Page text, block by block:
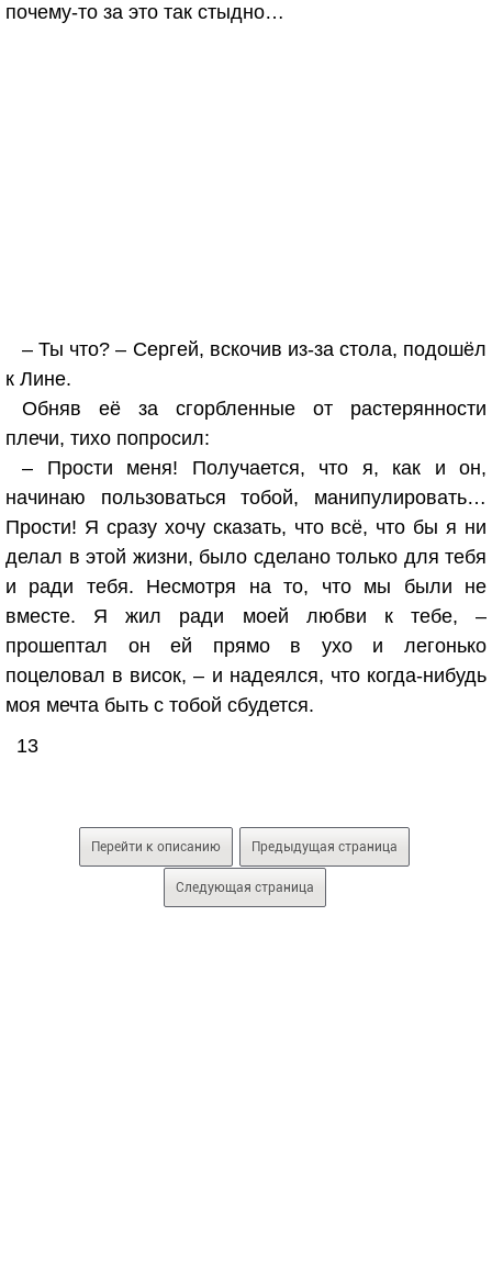
почему-то за это так стыдно…
– Ты что? – Сергей, вскочив из-за стола, подошёл
к Лине.
Обняв её за сгорбленные от растерянности
плечи, тихо попросил:
– Прости меня! Получается, что я, как и он,
начинаю пользоваться тобой, манипулировать…
Прости! Я сразу хочу сказать, что всё, что бы я ни
делал в этой жизни, было сделано только для тебя
и ради тебя. Несмотря на то, что мы были не
вместе. Я жил ради моей любви к тебе, –
прошептал он ей прямо в ухо и легонько
поцеловал в висок, – и надеялся, что когда-нибудь
моя мечта быть с тобой сбудется.
13
Перейти к описанию Предыдущая страница
Следующая страница